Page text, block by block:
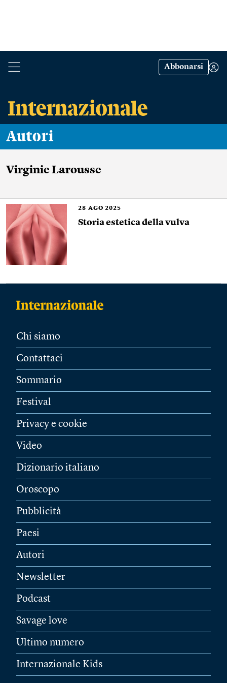
Abbonarsi
Autori
Virginie Larousse
28 AGO 2025
Storia estetica della vulva
Chi siamo
Contattaci
Sommario
Festival
Privacy e cookie
Video
Dizionario italiano
Oroscopo
Pubblicità
Paesi
Autori
Newsletter
Podcast
Savage love
Ultimo numero
Internazionale Kids